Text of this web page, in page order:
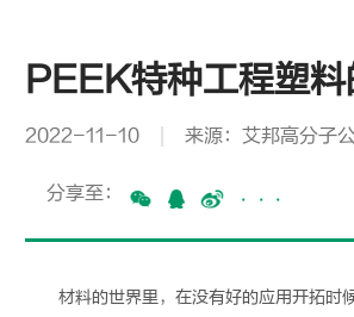
PEEK特种工程塑料
2022-11-10 来源：艾邦高分子
分享至： ···
材料的世界里，在没有好的应用开拓时